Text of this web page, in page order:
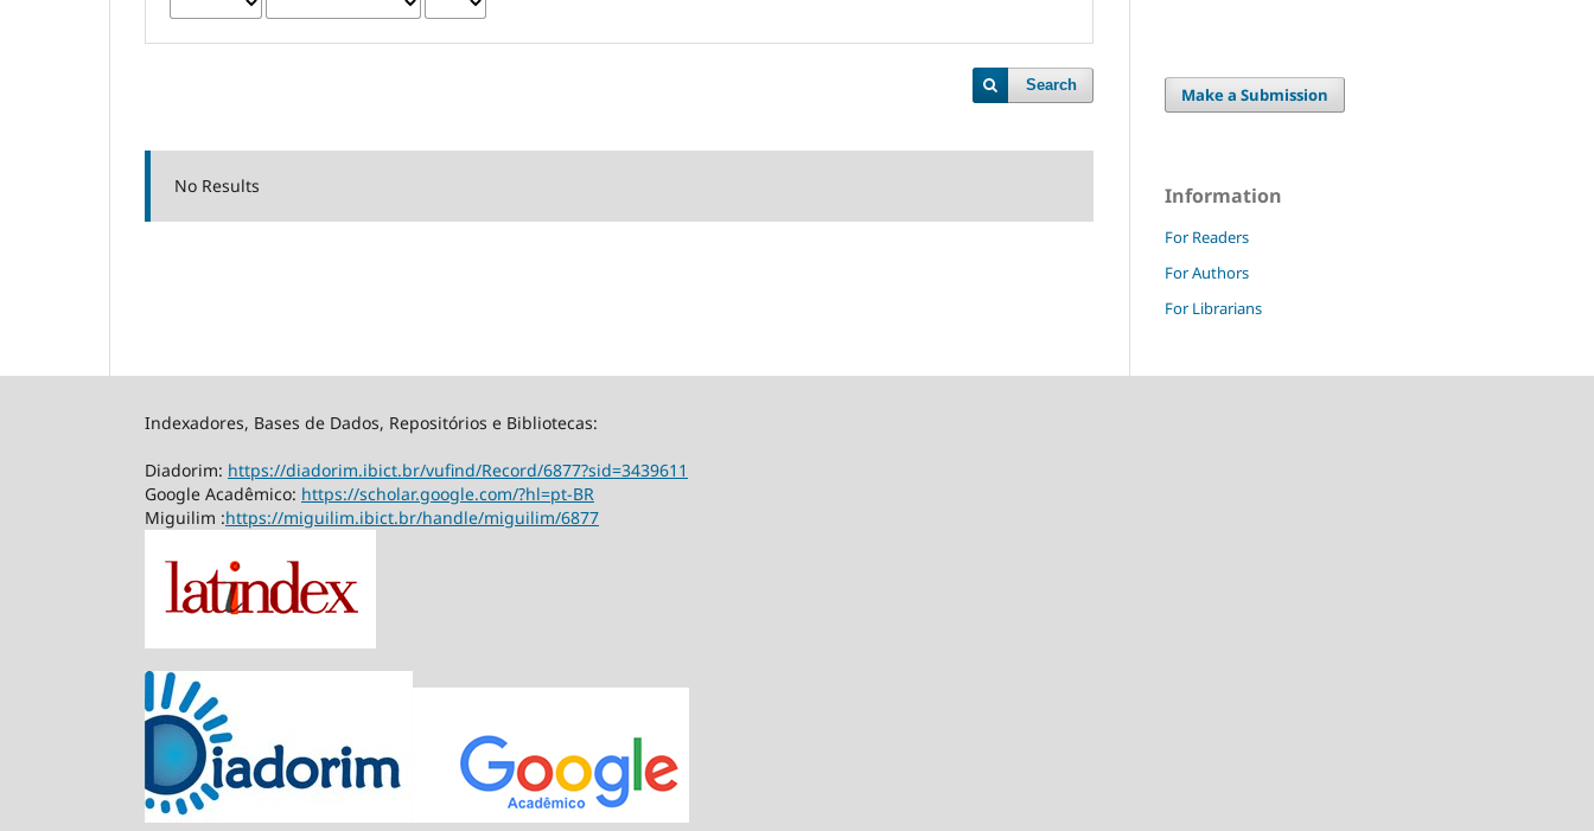
Search
No Results
Make a Submission
Information
For Readers
For Authors
For Librarians
Indexadores, Bases de Dados, Repositórios e Bibliotecas:
Diadorim: https://diadorim.ibict.br/vufind/Record/6877?sid=3439611
Google Acadêmico: https://scholar.google.com/?hl=pt-BR
Miguilim :https://miguilim.ibict.br/handle/miguilim/6877